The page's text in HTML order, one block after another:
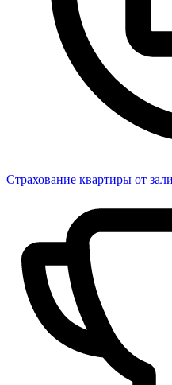
Страхование квартиры от